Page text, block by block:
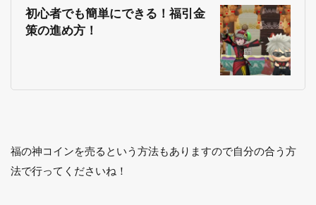
初心者でも簡単にできる！福引金
策の進め方！
福の神コインを売るという方法もありますので自分の合う方
法で行ってくださいね！